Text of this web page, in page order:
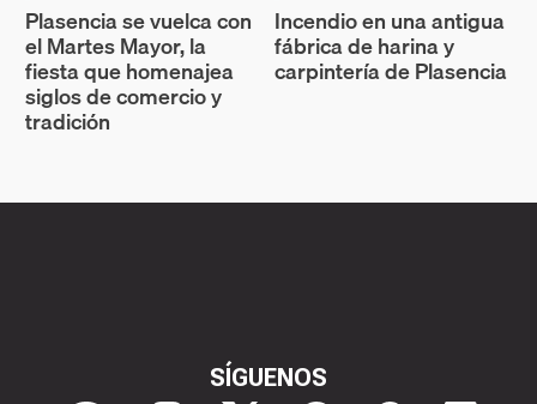
Plasencia se vuelca con
el Martes Mayor, la
fiesta que homenajea
siglos de comercio y
tradición
Incendio en una antigua
fábrica de harina y
carpintería de Plasencia
SÍGUENOS